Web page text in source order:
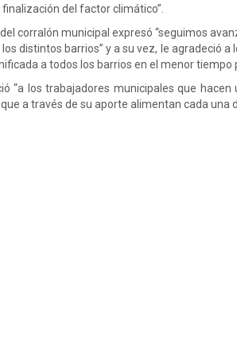
del factor climático”.
corralón municipal expresó “seguimos
distintos barrios” y a su vez, le agradeció a
a todos los barrios en el menor tiempo
“a los trabajadores municipales que
a través de su aporte alimentan cada una